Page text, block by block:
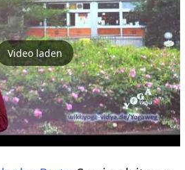
Video laden